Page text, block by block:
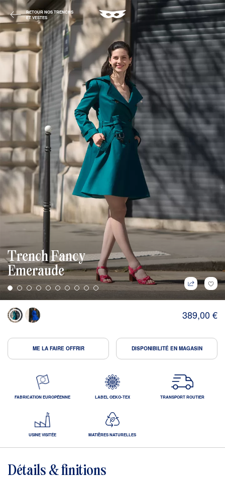
RETOUR NOS TRENCHS
ET VESTES
Trench Fancy
Emeraude
389,00 €
ME LA FAIRE OFFRIR DISPONIBILITÉ EN MAGASIN
FABRICATION EUROPÉENNE LABEL OEKO-TEX TRANSPORT ROUTIER
USINE VISITÉE MATIÈRES NATURELLES
Détails & finitions